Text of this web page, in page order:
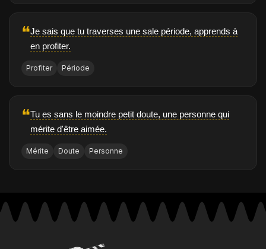
❝Je sais que tu traverses une sale période, apprends à
en profiter.
Profiter Période
❝Tu es sans le moindre petit doute, une personne qui
mérite d'être aimée.
Mérite Doute Personne